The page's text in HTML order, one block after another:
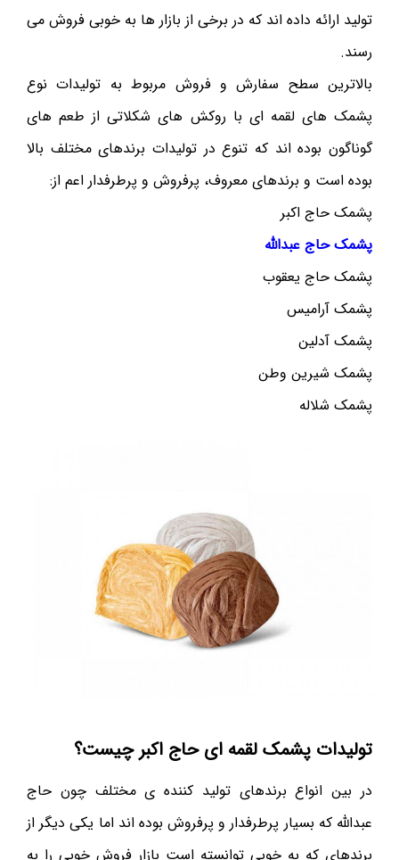
تولید ارائه داده اند که در برخی از بازار ها به خوبی فروش می
رسند.
بالاترین سطح سفارش و فروش مربوط به تولیدات نوع
پشمک های لقمه ای با روکش های شکلاتی از طعم های
گوناگون بوده اند که تنوع در تولیدات برندهای مختلف بالا
بوده است و برندهای معروف، پرفروش و پرطرفدار اعم از:
پشمک حاج اکبر
پشمک حاج عبدالله
پشمک حاج یعقوب
پشمک آرامیس
پشمک آدلین
پشمک شیرین وطن
پشمک شلاله
تولیدات پشمک لقمه ای حاج اکبر چیست؟
در بین انواع برندهای تولید کننده ی مختلف چون حاج
عبدالله که بسیار پرطرفدار و پرفروش بوده اند اما یکی دیگر از
برندهای که به خوبی توانسته است بازار فروش خوبی را به